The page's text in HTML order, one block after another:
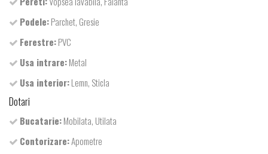
Podele:Parchet, Gresie
Ferestre:PVC
Usa intrare:Metal
Usa interior:Lemn, Sticla
Dotari
Bucatarie:Mobilata, Utilata
Contorizare:Apometre